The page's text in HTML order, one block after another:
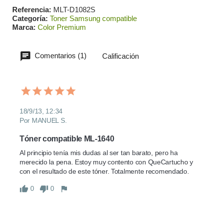
Referencia MLT-D1082S
Categoría Toner Samsung compatible
Marca Color Premium
Comentarios (1) Calificación
18/9/13, 12:34
Por MANUEL S.
Tóner compatible ML-1640
Al principio tenía mis dudas al ser tan barato, pero ha
merecido la pena. Estoy muy contento con QueCartucho y
con el resultado de este tóner. Totalmente recomendado.
0 0